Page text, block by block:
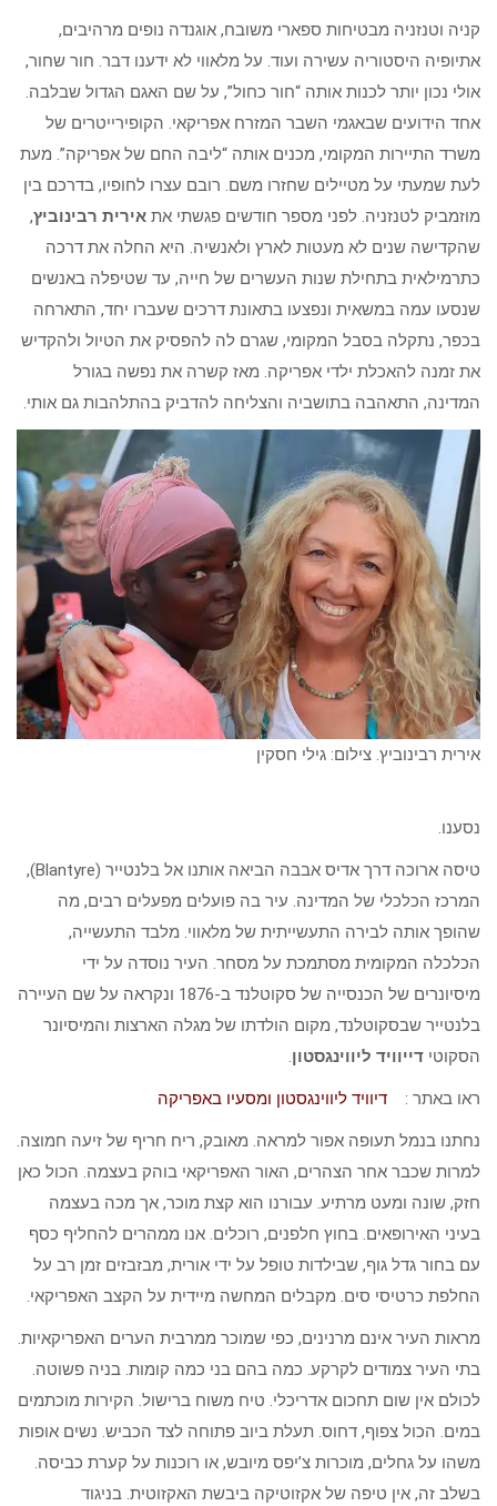
קניה וטנזניה מבטיחות ספארי משובח, אוגנדה נופים מרהיבים,
אתיופיה היסטוריה עשירה ועוד. על מלאווי לא ידענו דבר. חור שחור,
אולי נכון יותר לכנות אותה “חור כחול”, על שם האגם הגדול שבלבה.
אחד הידועים שבאגמי השבר המזרח אפריקאי. הקופירייטרים של
משרד התיירות המקומי, מכנים אותה “ליבה החם של אפריקה”. מעת
לעת שמעתי על מטיילים שחזרו משם. רובם עצרו לחופיו, בדרכם בין
מוזמביק לטנזניה. לפני מספר חודשים פגשתי את אירית רבינוביץ,
שהקדישה שנים לא מעטות לארץ ולאנשיה. היא החלה את דרכה
כתרמילאית בתחילת שנות העשרים של חייה, עד שטיפלה באנשים
שנסעו עמה במשאית ונפצעו בתאונת דרכים שעברו יחד, התארחה
בכפר, נתקלה בסבל המקומי, שגרם לה להפסיק את הטיול ולהקדיש
את זמנה להאכלת ילדי אפריקה. מאז קשרה את נפשה בגורל
המדינה, התאהבה בתושביה והצליחה להדביק בהתלהבות גם אותי.
אירית רבינוביץ. צילום: גילי חסקין
נסענו.
טיסה ארוכה דרך אדיס אבבה הביאה אותנו אל בלנטייר (Blantyre),
המרכז הכלכלי של המדינה. עיר בה פועלים מפעלים רבים, מה
שהופך אותה לבירה התעשייתית של מלאווי. מלבד התעשייה,
הכלכלה המקומית מסתמכת על מסחר. העיר נוסדה על ידי
מיסיונרים של הכנסייה של סקוטלנד ב-1876 ונקראה על שם העיירה
בלנטייר שבסקוטלנד, מקום הולדתו של מגלה הארצות והמיסיונר
הסקוטי דייוויד ליווינגסטון.
ראו באתר : דיוויד ליווינגסטון ומסעיו באפריקה
נחתנו בנמל תעופה אפור למראה. מאובק, ריח חריף של זיעה חמוצה.
למרות שכבר אחר הצהרים, האור האפריקאי בוהק בעצמה. הכול כאן
חזק, שונה ומעט מרתיע. עבורנו הוא קצת מוכר, אך מכה בעצמה
בעיני האירופאים. בחוץ חלפנים, רוכלים. אנו ממהרים להחליף כסף
עם בחור גדל גוף, שבילדות טופל על ידי אורית, מבזבזים זמן רב על
החלפת כרטיסי סים. מקבלים המחשה מיידית על הקצב האפריקאי.
מראות העיר אינם מרנינים, כפי שמוכר ממרבית הערים האפריקאיות.
בתי העיר צמודים לקרקע. כמה בהם בני כמה קומות. בניה פשוטה.
לכולם אין שום תחכום אדריכלי. טיח משוח ברישול. הקירות מוכתמים
במים. הכול צפוף, דחוס. תעלת ביוב פתוחה לצד הכביש. נשים אופות
משהו על גחלים, מוכרות צ’יפס מיובש, או רוכנות על קערת כביסה.
בשלב זה, אין טיפה של אקזוטיקה ביבשת האקזוטית. בניגוד